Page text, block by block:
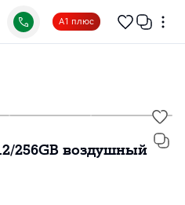
А1 плюс
256GB воздушный